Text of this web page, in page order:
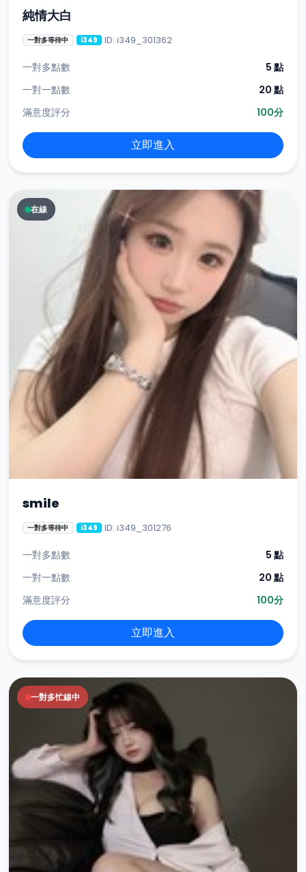
純情大白
一對多等待中 i349 ID: i349_301362
一對多點數
5 點
一對一點數
20 點
滿意度評分
100分
立即進入
在線
smile
一對多等待中 i349 ID: i349_301276
一對多點數
5 點
一對一點數
20 點
滿意度評分
100分
立即進入
一對多忙線中